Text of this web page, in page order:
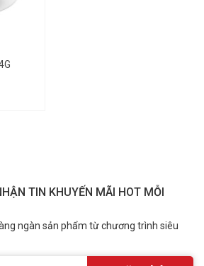
TIN KHUYẾN MÃI HOT MỖI
ngàn sản phẩm từ chương trình siêu